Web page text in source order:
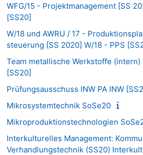
WFG/15 - Projektmanagement [SS
[SS20]
W/18 und AWRU / 17 -
steuerung [SS 2020] W/18 - PPS
Team metallische Werkstoffe (intern)
[SS20]
Prüfungsausschuss INW PA INW
Mikrosystemtechnik SoSe20
Mikroproduktionstechnologien
Interkulturelles Management:
Verhandlungstechnik (SS20)